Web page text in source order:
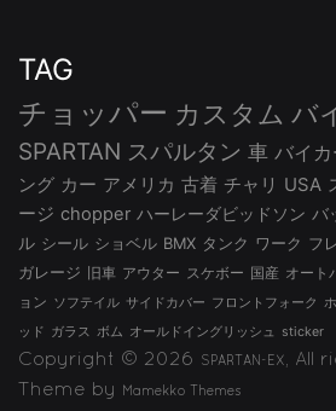
TAG
チョッパー カスタム バ
SPARTAN スパルタン 車 バイカ
ング カー アメリカ 古着 チャリ USA
ージ chopper ハーレーダビッドソン バ
ル シール ショベル BMX タンク ワーク フ
ガレージ 旧車 アウター スケボー 国産 オート
ョン ソフテイル サイドカバー フロントフォーク
ッド ガラス ボム オールドイングリッシュ sticker
Copyright © 2026 SPARTAN-EX
, All
Theme by
Mamekko Themes